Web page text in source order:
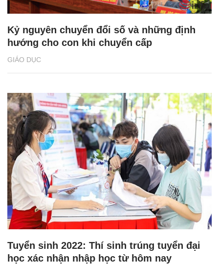
GIÁO DỤC
Kỷ nguyên chuyển đổi số và những định
hướng cho con khi chuyển cấp
Tuyển sinh 2022: Thí sinh trúng tuyển đại
học xác nhận nhập học từ hôm nay